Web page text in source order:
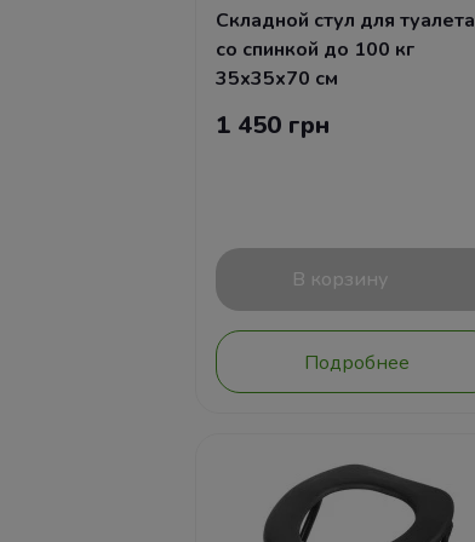
Складной стул для туалета
со спинкой до 100 кг
35х35х70 см
1 450 грн
В корзину
Подробнее